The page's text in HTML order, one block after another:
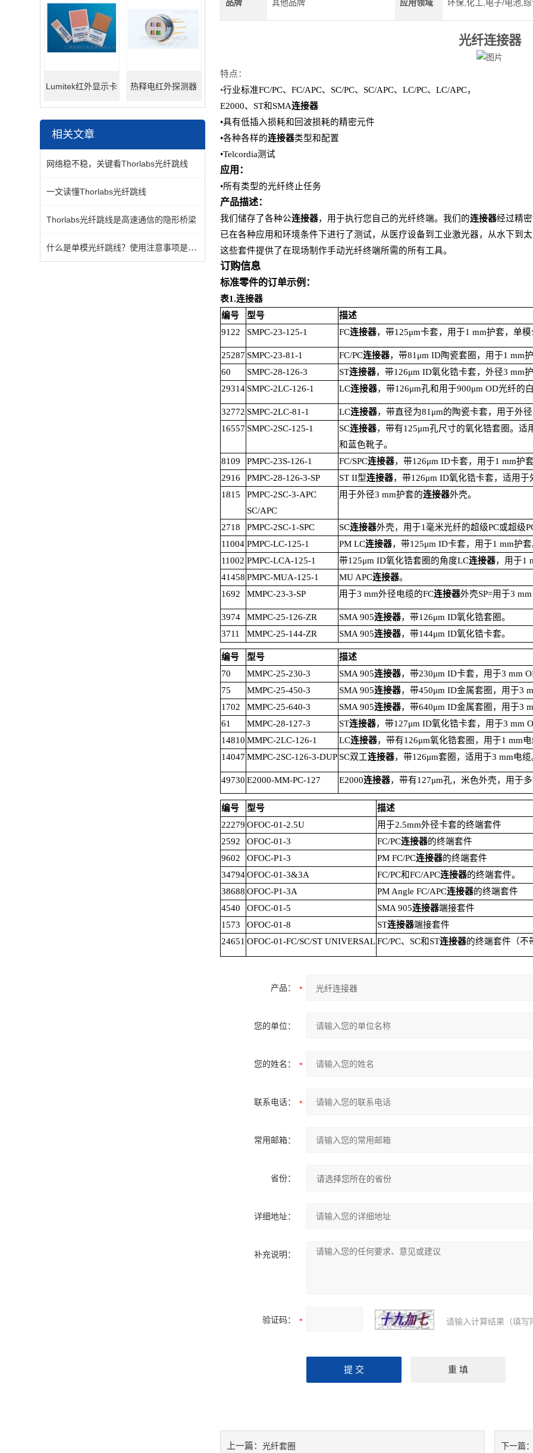
Lumitek红外显示卡 热释电红外探测器
相关文章
网络稳不稳，关键看Thorlabs光纤跳线
一文读懂Thorlabs光纤跳线
Thorlabs光纤跳线是高速通信的隐形桥梁
什么是单模光纤跳线？使用注意事项是什么？
品牌 其他品牌 应用领域 环保,化工,电子/电池,
光纤连接器
特点：
•行业标准FC/PC、 FC/APC、 SC/PC、 SC/APC、 LC/PC、 LC/APC，
E2000、 ST和SMA连接器
•具有低插入损耗和回波损耗的精密元件
•各种各样的连接器类型和配置
•Telcordia测试
应用：
•所有类型的光纤终止任务
产品描述：
我们储存了各种公连接器，用于执行您自己的光纤终端。我们的连接器经过精
已在各种应用和环境条件下进行了测试，从医疗设备到工业激光器，从水下到
这些套件提供了在现场制作手动光纤终端所需的所有工具。
订购信息
标准零件的订单示例：
表1.连接器
编号
型号
描述
9122
SMPC-23-125-1 FC连接器，带125μm卡套，用于1 mm护套，单模
25287 SMPC-23-81-1 FC/PC连接器，带81μm ID陶瓷套圈，用于1 mm
60
SMPC-28-126-3 ST连接器，带126μm ID氧化锆卡套，外径3 mm
29314 SMPC-2LC-126-1 LC连接器，带126μm孔和用于900μm OD光纤的
32772 SMPC-2LC-81-1 LC连接器，带直径为81μm的陶瓷卡套，用于外
16557 SMPC-2SC-125-1 SC连接器，带有125μm孔尺寸的氧化锆套圈。适
和蓝色靴子。
8109
PMPC-23S-126-1 FC/SPC连接器，带126μm ID卡套，用于1 mm护
2916
PMPC-28-126-3-SP ST II型连接器，带126μm ID氧化锆卡套，适用于
1815
PMPC-2SC-3-APC
SC/APC
用于外径3 mm护套的连接器外壳。
2718 PMPC-2SC-1-SPC SC连接器外壳，用于1 毫米光纤的超级PC或超级
11004 PMPC-LC-125-1 PM LC连接器，带125μm ID卡套，用于1 mm护
11002 PMPC-LCA-125-1 带125μm ID氧化锆套圈的角度LC连接器，用于1
41458 PMPC-MUA-125-1 MU APC连接器。
1692
MMPC-23-3-SP 用于3 mm外径电缆的FC连接器外壳SP=用于3
3974 MMPC-25-126-ZR SMA 905连接器，带126μm ID氧化锆套圈。
3711
MMPC-25-144-ZR SMA 905连接器，带144μm ID氧化锆卡套。
编号 型号
描述
70
MMPC-25-230-3 SMA 905连接器，带230μm ID卡套，用于3 mm
75
MMPC-25-450-3 SMA 905连接器，带450μm ID金属套圈，用于3
1702
MMPC-25-640-3 SMA 905连接器，带640μm ID金属套圈，用于3
61
MMPC-28-127-3 ST连接器，带127μm ID氧化锆卡套，用于3 mm
14810 MMPC-2LC-126-1 LC连接器，带有126μm氧化锆套圈，用于1 mm
14047 MMPC-2SC-126-3-DUP SC双工连接器，带126μm套圈，适用于3 mm电缆
49730 E2000-MM-PC-127 E2000连接器，带有127μm孔，米色外壳，用于
编号 型号
描述
22279 OFOC-01-2.5U 用于2.5mm外径卡套的终端套件
2592
OFOC-01-3 FC/PC连接器的终端套件
9602
OFOC-P1-3 PM FC/PC连接器的终端套件
34794OFOC-01-3&3A FC/PC和FC/APC连接器的终端套件。
38688 OFOC-P1-3A PM Angle FC/APC连接器的终端套件
4540
OFOC-01-5 SMA 905连接器端接套件
1573
OFOC-01-8 ST连接器端接套件
24651 OFOC-01-FC/SC/ST UNIVERSALFC/PC、 SC和ST连接器的终端套件（不
产品：
您的单位：
您的姓名：
联系电话：
常用邮箱：
省份：
详细地址：
补充说明：
验证码： 请输入计算结果（填写
上一篇： 光纤套圈 下一篇